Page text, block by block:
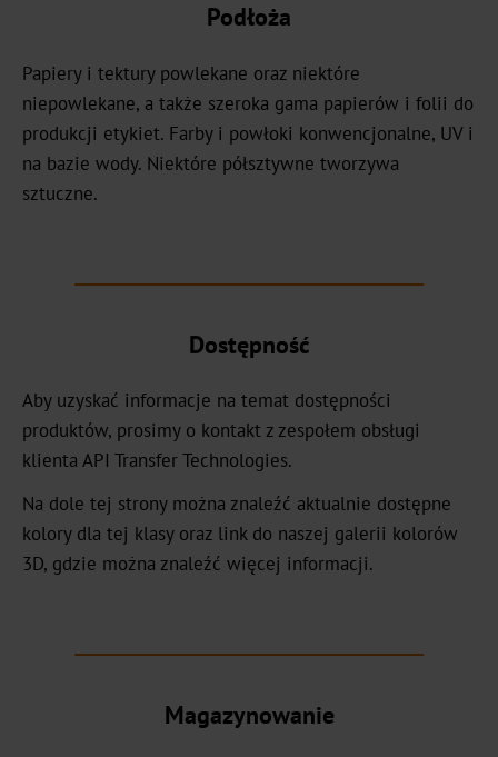
GHN
HX
Graphical
UBH
MH
Over-
Printable
CBH
Podłoża
Papiery i tektury powlekane oraz niektóre
niepowlekane, a także szeroka gama papierów i folii do
produkcji etykiet. Farby i powłoki konwencjonalne, UV i
na bazie wody. Niektóre półsztywne tworzywa
sztuczne.
Dostępność
Aby uzyskać informacje na temat dostępności
produktów, prosimy o kontakt z zespołem obsługi
klienta API Transfer Technologies.
Na dole tej strony można znaleźć aktualnie dostępne
kolory dla tej klasy oraz link do naszej galerii kolorów
3D, gdzie można znaleźć więcej informacji.
Magazynowanie